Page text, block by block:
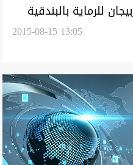
للرماية بالبندقية
2015-08-15 13:05